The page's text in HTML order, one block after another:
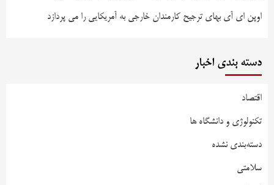
اوپن ای آی بهای ترجیح کارمندان خارجی به آمریکایی را می پردازد
دسته بندی اخبار
اقتصاد
تکنولوژی و دانشگاه ها
دسته‌بندی نشده
سلامتی